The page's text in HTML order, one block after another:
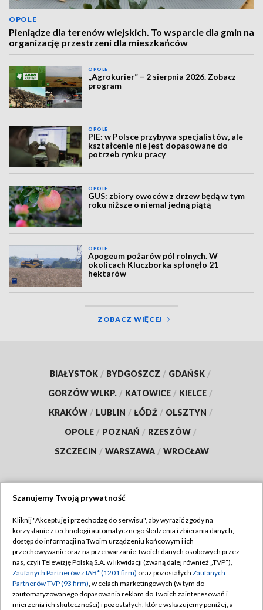
OPOLE
Pieniądze dla terenów wiejskich. To wsparcie dla gmin na
organizację przestrzeni dla mieszkańców
OPOLE
„Agrokurier” – 2 sierpnia 2026. Zobacz
program
OPOLE
PIE: w Polsce przybywa specjalistów, ale
kształcenie nie jest dopasowane do
potrzeb rynku pracy
OPOLE
GUS: zbiory owoców z drzew będą w tym
roku niższe o niemal jedną piątą
OPOLE
Apogeum pożarów pól rolnych. W
okolicach Kluczborka spłonęło 21
hektarów
ZOBACZ WIĘCEJ
BIAŁYSTOK / BYDGOSZCZ / GDAŃSK /
GORZÓW WLKP. / KATOWICE / KIELCE /
KRAKÓW / LUBLIN / ŁÓDŹ / OLSZTYN /
OPOLE / POZNAŃ / RZESZÓW /
SZCZECIN / WARSZAWA / WROCŁAW
TVP
Abonament TVP
Emisja w TVP
Centrum informacji TVP
Regulamin TVP
Polityka prywatności
Moje zgody
Szanujemy Twoją prywatność
Kliknij "Akceptuję i przechodzę do serwisu", aby wyrazić zgody na
korzystanie z technologii automatycznego śledzenia i zbierania danych,
dostęp do informacji na Twoim urządzeniu końcowym i ich
przechowywanie oraz na przetwarzanie Twoich danych osobowych przez
nas, czyli Telewizję Polską S.A. w likwidacji (zwaną dalej również „TVP”),
Zaufanych Partnerów z IAB* (1201 firm) oraz pozostałych Zaufanych
Partnerów TVP (93 firm), w celach marketingowych (w tym do
zautomatyzowanego dopasowania reklam do Twoich zainteresowań i
mierzenia ich skuteczności) i pozostałych, które wskazujemy poniżej, a